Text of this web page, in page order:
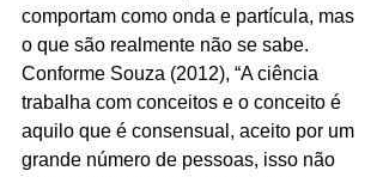
comportam como onda e partícula, mas
o que são realmente não se sabe.
Conforme Souza (2012), “A ciência
trabalha com conceitos e o conceito é
aquilo que é consensual, aceito por um
grande número de pessoas, isso não